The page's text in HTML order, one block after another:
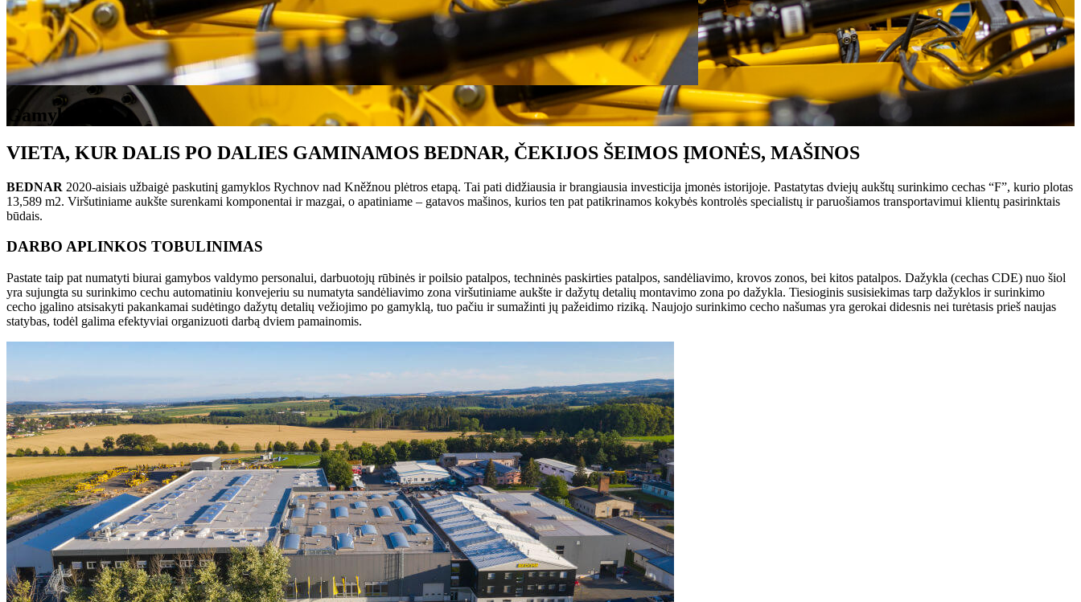
Gamyba
VIETA, KUR DALIS PO DALIES GAMINAMOS BEDNAR, ČEKIJOS ŠEIMOS ĮMONĖS, MAŠINOS
BEDNAR 2020-aisiais užbaigė paskutinį gamyklos Rychnov nad Kněžnou plėtros etapą. Tai pati didžiausia ir brangiausia investicija įmonės istorijoje. Pastatytas dviejų aukštų surinkimo cechas “F”, kurio plotas
13,589 m2. Viršutiniame aukšte surenkami komponentai ir mazgai, o apatiniame – gatavos mašinos, kurios ten pat patikrinamos kokybės kontrolės specialistų ir paruošiamos transportavimui klientų pasirinktais
būdais.
DARBO APLINKOS TOBULINIMAS
Pastate taip pat numatyti biurai gamybos valdymo personalui, darbuotojų rūbinės ir poilsio patalpos, techninės paskirties patalpos, sandėliavimo, krovos zonos, bei kitos patalpos. Dažykla (cechas CDE) nuo šiol
yra sujungta su surinkimo cechu automatiniu konvejeriu su numatyta sandėliavimo zona viršutiniame aukšte ir dažytų detalių montavimo zona po dažykla. Tiesioginis susisiekimas tarp dažyklos ir surinkimo
cecho įgalino atsisakyti pakankamai sudėtingo dažytų detalių vežiojimo po gamyklą, tuo pačiu ir sumažinti jų pažeidimo riziką. Naujojo surinkimo cecho našumas yra gerokai didesnis nei turėtasis prieš naujas
statybas, todėl galima efektyviai organizuoti darbą dviem pamainomis.